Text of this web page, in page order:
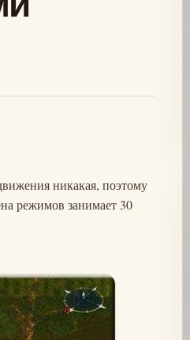
никакая, поэтому
режимов занимает 30